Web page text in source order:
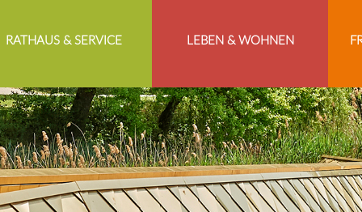
RATHAUS & SERVICE LEBEN & WOHNEN